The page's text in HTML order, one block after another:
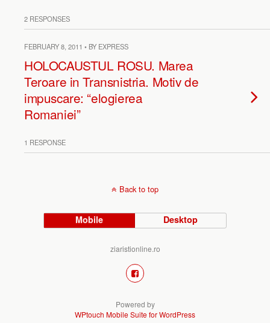
2 RESPONSES
FEBRUARY 8, 2011 • BY EXPRESS
HOLOCAUSTUL ROSU. Marea
Teroare in Transnistria. Motiv de
impuscare: “elogierea
Romaniei”
1 RESPONSE
Back to top
Mobile Desktop
ziaristionline.ro
Powered by
WPtouch Mobile Suite for WordPress